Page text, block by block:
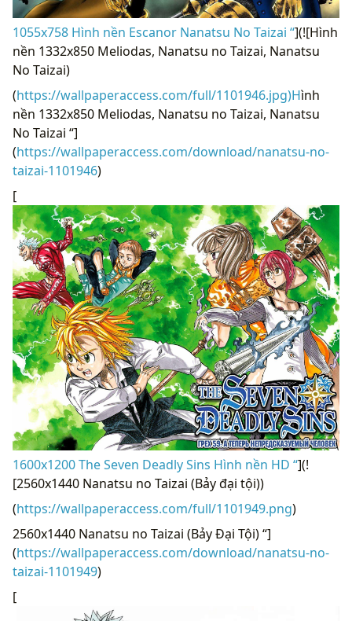
1055x758 Hình nền Escanor Nanatsu No Taizai “](![Hình
nền 1332x850 Meliodas, Nanatsu no Taizai, Nanatsu
No Taizai)
(https://wallpaperaccess.com/full/1101946.jpg)Hình
nền 1332x850 Meliodas, Nanatsu no Taizai, Nanatsu
No Taizai “]
(https://wallpaperaccess.com/download/nanatsu-no-
taizai-1101946)
[
1600x1200 The Seven Deadly Sins Hình nền HD “](!
[2560x1440 Nanatsu no Taizai (Bảy đại tội))
(https://wallpaperaccess.com/full/1101949.png)
2560x1440 Nanatsu no Taizai (Bảy Đại Tội) “]
(https://wallpaperaccess.com/download/nanatsu-no-
taizai-1101949)
[